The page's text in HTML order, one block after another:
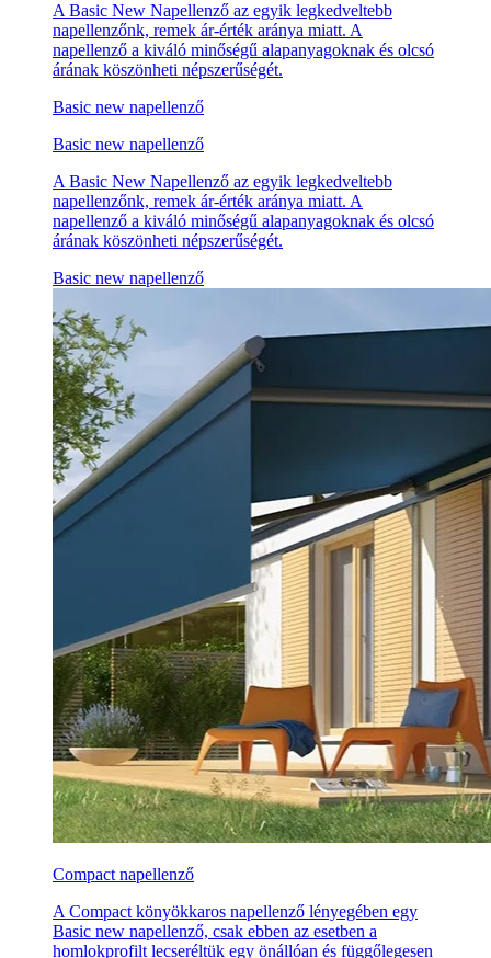
A Basic New Napellenző az egyik legkedveltebb
napellenzőnk, remek ár-érték aránya miatt. A
napellenző a kiváló minőségű alapanyagoknak és olcsó
árának köszönheti népszerűségét.
Basic new napellenző
Basic new napellenző
A Basic New Napellenző az egyik legkedveltebb
napellenzőnk, remek ár-érték aránya miatt. A
napellenző a kiváló minőségű alapanyagoknak és olcsó
árának köszönheti népszerűségét.
Basic new napellenző
Compact napellenző
A Compact könyökkaros napellenző lényegében egy
Basic new napellenző, csak ebben az esetben a
homlokprofilt lecseréltük egy önállóan és függőlegesen